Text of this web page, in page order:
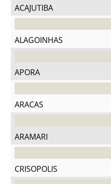
ACAJUTIBA
ALAGOINHAS
APORA
ARACAS
ARAMARI
CRISOPOLIS